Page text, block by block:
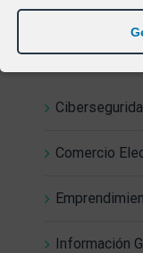
Comercio
Información